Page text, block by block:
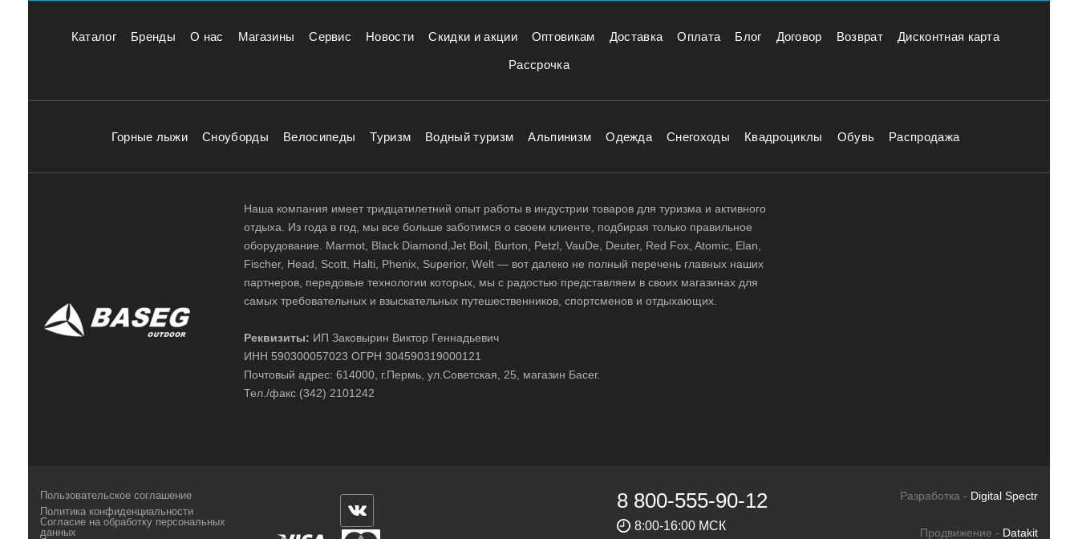
Каталог Бренды О нас Магазины Сервис Новости Скидки и акции Оптовикам Доставка Оплата Блог Договор Возврат Дисконтная карта
Рассрочка
Горные лыжи Сноуборды Велосипеды Туризм Водный туризм Альпинизм Одежда Снегоходы Квадроциклы Обувь Распродажа
Наша компания имеет тридцатилетний опыт работы в индустрии товаров для туризма и активного
отдыха. Из года в год, мы все больше заботимся о своем клиенте, подбирая только правильное
оборудование. Marmot, Black Diamond,Jet Boil, Burton, Petzl, VauDe, Deuter, Red Fox, Atomic, Elan,
Fischer, Head, Scott, Halti, Phenix, Superior, Welt — вот далеко не полный перечень главных наших
партнеров, передовые технологии которых, мы с радостью представляем в своих магазинах для
самых требовательных и взыскательных путешественников, спортсменов и отдыхающих.
Реквизиты: ИП Заковырин Виктор Геннадьевич
ИНН 590300057023 ОГРН 304590319000121
Почтовый адрес: 614000, г.Пермь, ул.Советская, 25, магазин Басег.
Тел./факс (342) 2101242
Пользовательское соглашение
Политика конфиденциальности
Согласие на обработку персональных
данных
8 800-555-90-12
8:00-16:00 МСК
Разработка - Digital Spectr
Продвижение - Datakit